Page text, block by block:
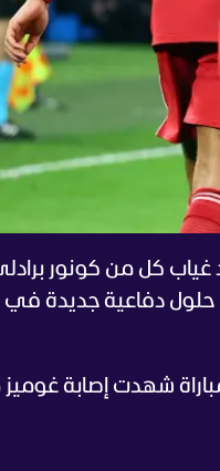
غياب كل من كونور
دفاعية جديدة في
في الجولة الماضية أمام بورنموث بنتيجة 3-2، في مباراة شهدت